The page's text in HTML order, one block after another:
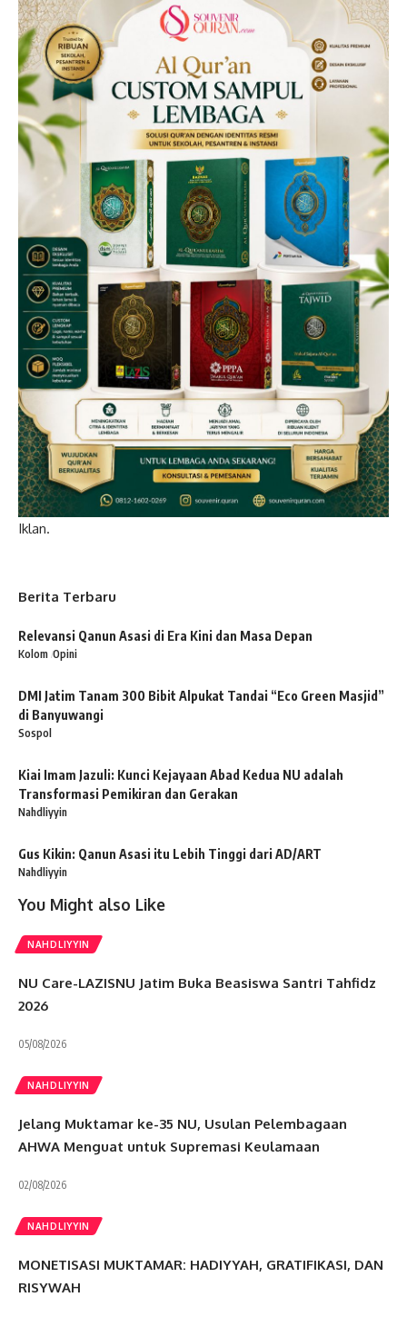
Iklan.
Berita Terbaru
Relevansi Qanun Asasi di Era Kini dan Masa Depan
Kolom Opini
DMI Jatim Tanam 300 Bibit Alpukat Tandai “Eco Green Masjid”
di Banyuwangi
Sospol
Kiai Imam Jazuli: Kunci Kejayaan Abad Kedua NU adalah
Transformasi Pemikiran dan Gerakan
Nahdliyyin
Gus Kikin: Qanun Asasi itu Lebih Tinggi dari AD/ART
Nahdliyyin
You Might also Like
NAHDLIYYIN
NU Care-LAZISNU Jatim Buka Beasiswa Santri Tahfidz
2026
05/08/2026
NAHDLIYYIN
Jelang Muktamar ke-35 NU, Usulan Pelembagaan
AHWA Menguat untuk Supremasi Keulamaan
02/08/2026
NAHDLIYYIN
MONETISASI MUKTAMAR: HADIYYAH, GRATIFIKASI, DAN
RISYWAH